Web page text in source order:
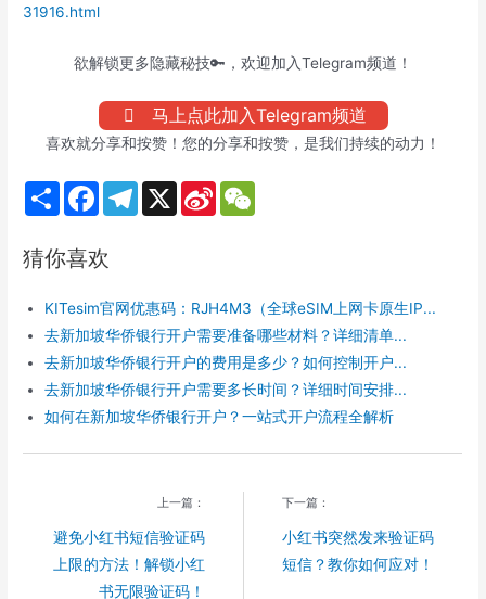
31916.html
欲解锁更多隐藏秘技🔑，欢迎加入Telegram频道！
马上点此加入Telegram频道
喜欢就分享和按赞！您的分享和按赞，是我们持续的动力！
S
h
e
F
b
k
T
m
X
S
b
o
猜你喜欢
KITesim官网优惠码：RJH4M3（全球eSIM上网卡原生IP...
去新加坡华侨银行开户需要准备哪些材料？详细清单...
去新加坡华侨银行开户的费用是多少？如何控制开户...
去新加坡华侨银行开户需要多长时间？详细时间安排...
如何在新加坡华侨银行开户？一站式开户流程全解析
上一篇：
避免小红书短信验证码
上限的方法！解锁小红
书无限验证码！
下一篇：
小红书突然发来验证码
短信？教你如何应对！